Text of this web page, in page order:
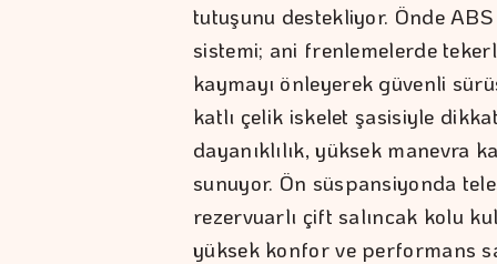
tutuşunu destekliyor. Önde
sistemi; ani frenlemelerde
kaymayı önleyerek güvenli
katlı çelik iskelet şasisiyle
dayanıklılık, yüksek manevra
sunuyor. Ön süspansiyonda
rezervuarlı çift salıncak kolu
yüksek konfor ve performans